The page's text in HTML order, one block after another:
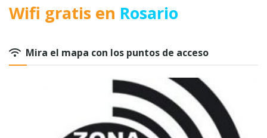
Wifi gratis en Rosario
Mira el mapa con los puntos de acceso